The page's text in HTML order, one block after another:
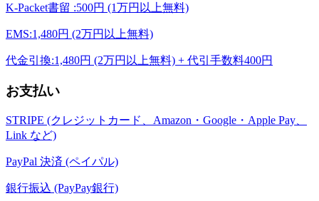
K-Packet書留 :500円 (1万円以上無料)
EMS:1,480円 (2万円以上無料)
代金引換:1,480円 (2万円以上無料) + 代引手数料400円
お支払い
STRIPE (クレジットカード、Amazon・Google・Apple Pay、
Link など)
PayPal 決済 (ペイパル)
銀行振込 (PayPay銀行)